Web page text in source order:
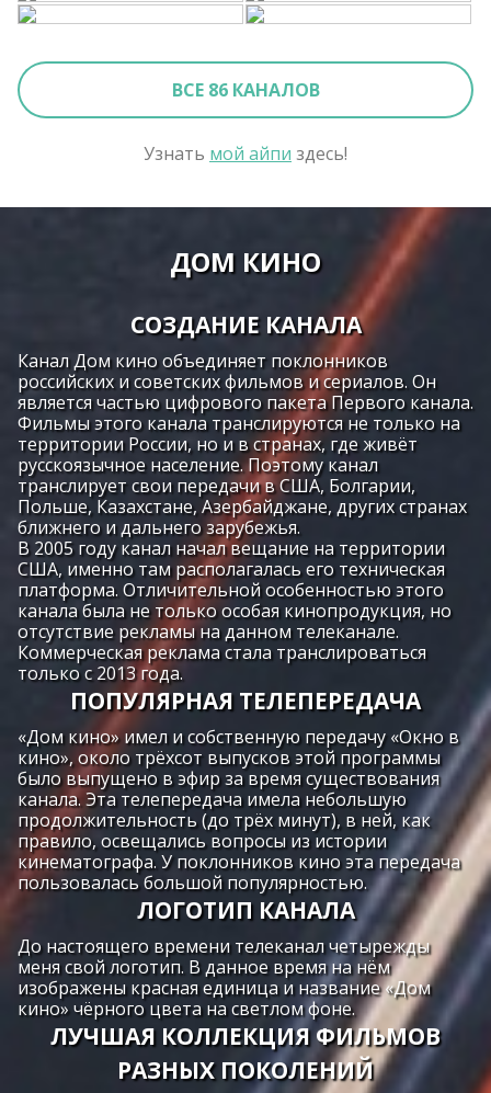
ВСЕ 86 КАНАЛОВ
Узнать мой айпи здесь!
ДОМ КИНО
СОЗДАНИЕ КАНАЛА
Канал Дом кино объединяет поклонников
российских и советских фильмов и сериалов. Он
является частью цифрового пакета Первого канала.
Фильмы этого канала транслируются не только на
территории России, но и в странах, где живёт
русскоязычное население. Поэтому канал
транслирует свои передачи в США, Болгарии,
Польше, Казахстане, Азербайджане, других странах
ближнего и дальнего зарубежья.
В 2005 году канал начал вещание на территории
США, именно там располагалась его техническая
платформа. Отличительной особенностью этого
канала была не только особая кинопродукция, но
отсутствие рекламы на данном телеканале.
Коммерческая реклама стала транслироваться
только с 2013 года.
ПОПУЛЯРНАЯ ТЕЛЕПЕРЕДАЧА
«Дом кино» имел и собственную передачу «Окно в
кино», около трёхсот выпусков этой программы
было выпущено в эфир за время существования
канала. Эта телепередача имела небольшую
продолжительность (до трёх минут), в ней, как
правило, освещались вопросы из истории
кинематографа. У поклонников кино эта передача
пользовалась большой популярностью.
ЛОГОТИП КАНАЛА
До настоящего времени телеканал четырежды
меня свой логотип. В данное время на нём
изображены красная единица и название «Дом
кино» чёрного цвета на светлом фоне.
ЛУЧШАЯ КОЛЛЕКЦИЯ ФИЛЬМОВ
РАЗНЫХ ПОКОЛЕНИЙ